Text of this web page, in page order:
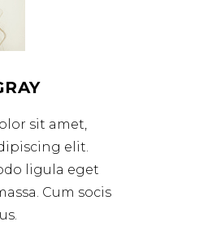
sit amet,
elit.
ligula eget
Cum socis